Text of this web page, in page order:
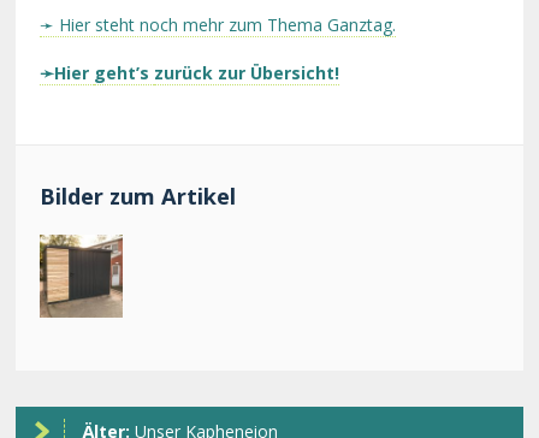
➛ Hier steht noch mehr zum Thema Ganztag.
➛Hier geht’s zurück zur Übersicht!
Bilder zum Artikel
Älter:Unser Kapheneion